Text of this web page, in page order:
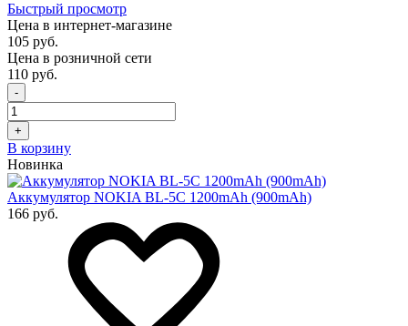
Быстрый просмотр
Цена в интернет-магазине
105 руб.
Цена в розничной сети
110 руб.
-
+
В корзину
Новинка
Аккумулятор NOKIA BL-5C 1200mAh (900mAh)
166 руб.